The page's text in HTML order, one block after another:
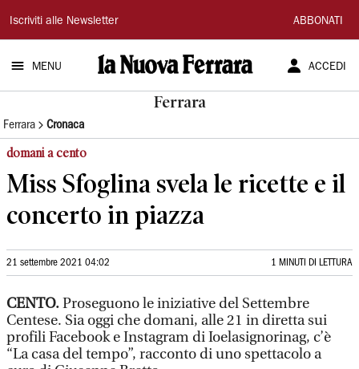
La
Nuova
Ferrara
Iscriviti alle Newsletter ABBONATI
MENU ACCEDI
Ferrara
Ferrara Cronaca
domani a cento
Miss Sfoglina svela le ricette e il
concerto in piazza
21 settembre 2021 04:02 1 MINUTI DI LETTURA
CENTO.Proseguono le iniziative del Settembre
Centese. Sia oggi che domani, alle 21 in diretta sui
profili Facebook e Instagram di Ioelasignorinag, c’è
“La casa del tempo”, racconto di uno spettacolo a